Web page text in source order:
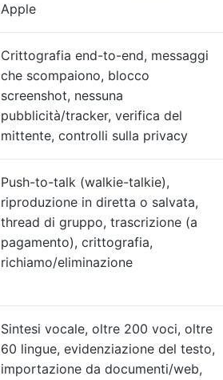
Apple
Crittografia end-to-end, messaggi
che scompaiono, blocco
screenshot, nessuna
pubblicità/tracker, verifica del
mittente, controlli sulla privacy
Push-to-talk (walkie-talkie),
riproduzione in diretta o salvata,
thread di gruppo, trascrizione (a
pagamento), crittografia,
richiamo/eliminazione
Sintesi vocale, oltre 200 voci, oltre
60 lingue, evidenziazione del testo,
importazione da documenti/web,